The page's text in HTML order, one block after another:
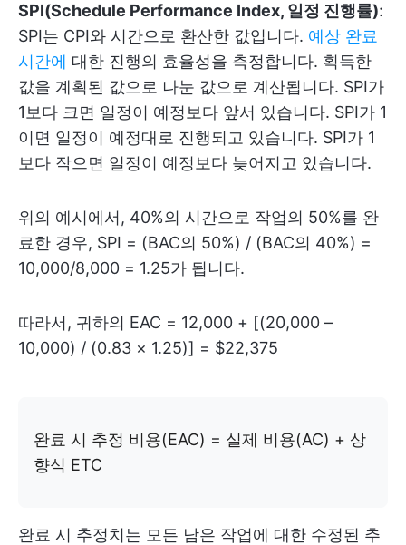
SPI(Schedule Performance Index, 일정 진행률):
SPI는 CPI와 시간으로 환산한 값입니다. 예상 완료
시간에 대한 진행의 효율성을 측정합니다. 획득한
값을 계획된 값으로 나눈 값으로 계산됩니다. SPI가
1보다 크면 일정이 예정보다 앞서 있습니다. SPI가 1
이면 일정이 예정대로 진행되고 있습니다. SPI가 1
보다 작으면 일정이 예정보다 늦어지고 있습니다.
위의 예시에서, 40%의 시간으로 작업의 50%를 완
료한 경우, SPI = (BAC의 50%) / (BAC의 40%) =
10,000/8,000 = 1.25가 됩니다.
따라서, 귀하의 EAC = 12,000 + [(20,000 –
10,000) / (0.83 × 1.25)] = $22,375
완료 시 추정 비용(EAC) = 실제 비용(AC) + 상
향식 ETC
완료 시 추정치는 모든 남은 작업에 대한 수정된 추